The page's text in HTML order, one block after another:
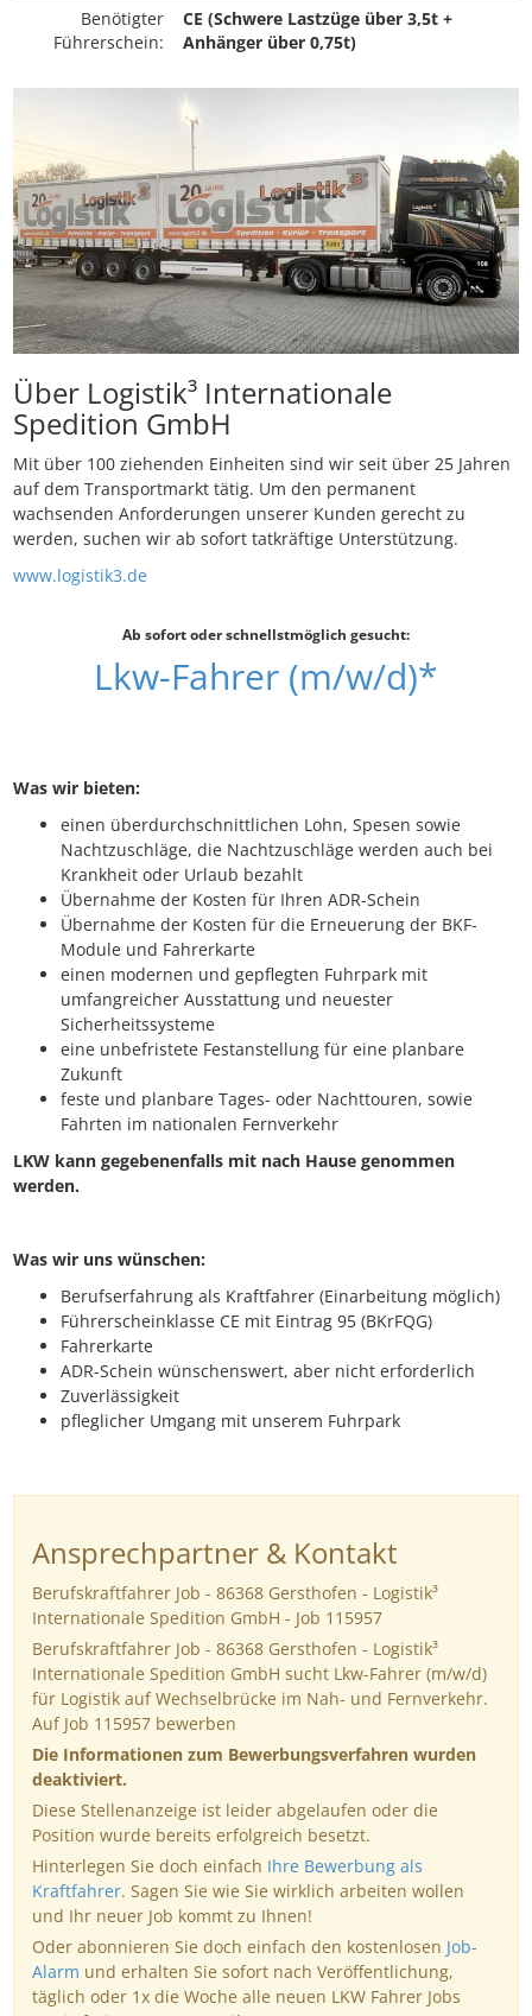
Benötigter
Führerschein:
CE (Schwere Lastzüge über 3,5t +
Anhänger über 0,75t)
Über Logistik³ Internationale
Spedition GmbH
Mit über 100 ziehenden Einheiten sind wir seit über 25 Jahren
auf dem Transportmarkt tätig. Um den permanent
wachsenden Anforderungen unserer Kunden gerecht zu
werden, suchen wir ab sofort tatkräftige Unterstützung.
www.logistik3.de
Ab sofort oder schnellstmöglich gesucht:
Lkw-Fahrer (m/w/d)*
Was wir bieten:
einen überdurchschnittlichen Lohn, Spesen sowie
Nachtzuschläge, die Nachtzuschläge werden auch bei
Krankheit oder Urlaub bezahlt
Übernahme der Kosten für Ihren ADR-Schein
Übernahme der Kosten für die Erneuerung der BKF-
Module und Fahrerkarte
einen modernen und gepflegten Fuhrpark mit
umfangreicher Ausstattung und neuester
Sicherheitssysteme
eine unbefristete Festanstellung für eine planbare
Zukunft
feste und planbare Tages- oder Nachttouren, sowie
Fahrten im nationalen Fernverkehr
LKW kann gegebenenfalls mit nach Hause genommen
werden.
Was wir uns wünschen:
Berufserfahrung als Kraftfahrer (Einarbeitung möglich)
Führerscheinklasse CE mit Eintrag 95 (BKrFQG)
Fahrerkarte
ADR-Schein wünschenswert, aber nicht erforderlich
Zuverlässigkeit
pfleglicher Umgang mit unserem Fuhrpark
Ansprechpartner & Kontakt
Berufskraftfahrer Job - 86368 Gersthofen - Logistik³
Internationale Spedition GmbH - Job 115957
Berufskraftfahrer Job - 86368 Gersthofen - Logistik³
Internationale Spedition GmbH sucht Lkw-Fahrer (m/w/d)
für Logistik auf Wechselbrücke im Nah- und Fernverkehr.
Auf Job 115957 bewerben
Die Informationen zum Bewerbungsverfahren wurden
deaktiviert.
Diese Stellenanzeige ist leider abgelaufen oder die
Position wurde bereits erfolgreich besetzt.
Hinterlegen Sie doch einfach Ihre Bewerbung als
Kraftfahrer. Sagen Sie wie Sie wirklich arbeiten wollen
und Ihr neuer Job kommt zu Ihnen!
Oder abonnieren Sie doch einfach den kostenlosen Job-
Alarm und erhalten Sie sofort nach Veröffentlichung,
täglich oder 1x die Woche alle neuen LKW Fahrer Jobs